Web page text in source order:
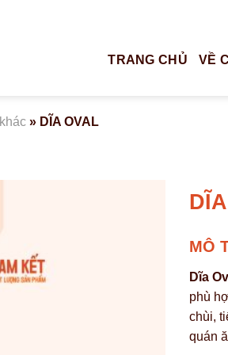
TRANG CHỦ VỀ
» DĨA OVAL
MÔ
Dĩa
phù
chùi,
quán